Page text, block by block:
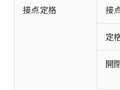
接点定格 接
定
開
対応済み
非含有に対